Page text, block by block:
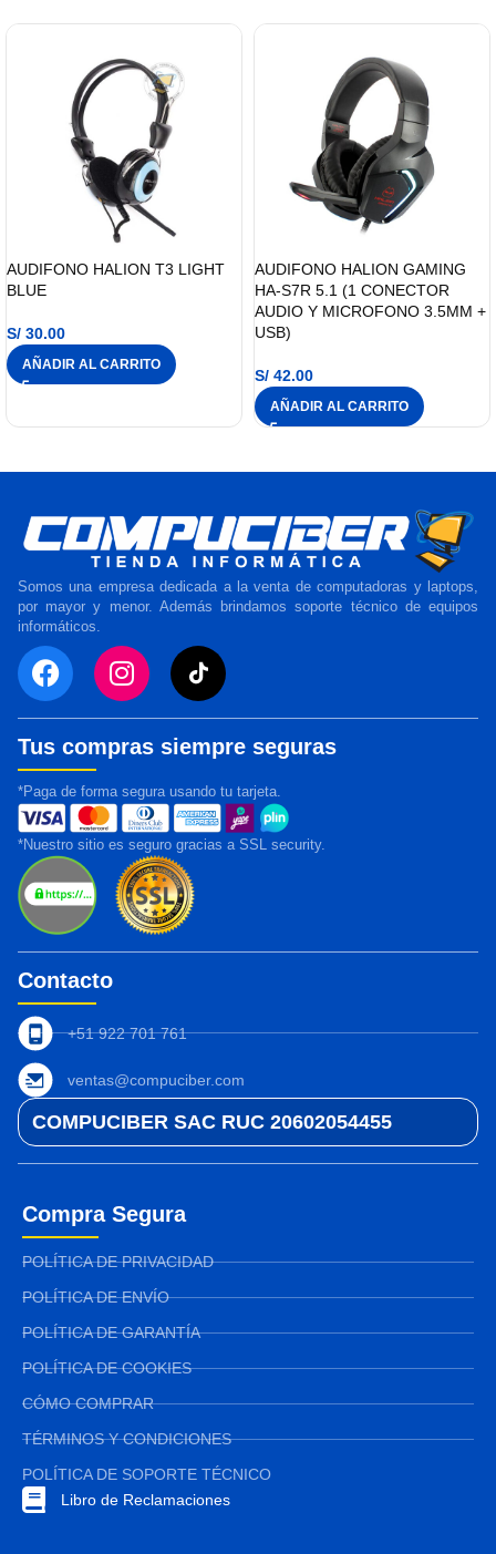
AUDIFONO HALION T3 LIGHT
BLUE
S/ 30.00
AÑADIR AL CARRITO
AUDIFONO HALION GAMING
HA-S7R 5.1 (1 CONECTOR
AUDIO Y MICROFONO 3.5MM +
USB)
S/ 42.00
AÑADIR AL CARRITO
Somos una empresa dedicada a la venta de computadoras y laptops,
por mayor y menor. Además brindamos soporte técnico de equipos
informáticos.
Tus compras siempre seguras
*Paga de forma segura usando tu tarjeta.
*Nuestro sitio es seguro gracias a SSL security.
Contacto
+51 922 701 761
ventas@compuciber.com
COMPUCIBER SAC RUC 20602054455
Compra Segura
POLÍTICA DE PRIVACIDAD
POLÍTICA DE ENVÍO
POLÍTICA DE GARANTÍA
POLÍTICA DE COOKIES
CÓMO COMPRAR
TÉRMINOS Y CONDICIONES
POLÍTICA DE SOPORTE TÉCNICO
Libro de Reclamaciones